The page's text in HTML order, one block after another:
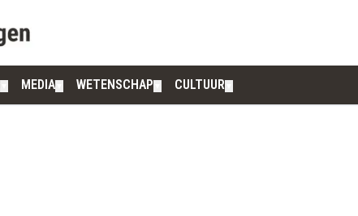
MEDIA WETENSCHAP CULTUUR